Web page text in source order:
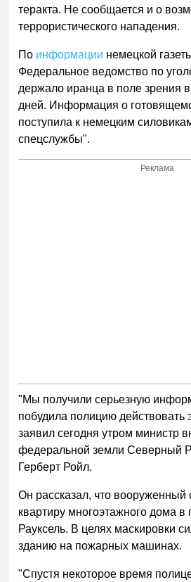
теракта. Не сообщается и о
террористического нападения.
По информации немецкой
Федеральное ведомство по
держало иранца в поле зрения в
дней. Информация о
поступила к немецким
спецслужбы".
Реклама
"Мы получили серьезную
побудила полицию
заявил сегодня утром министр
федеральной земли Северный
Герберт Ройл.
Он рассказал, что вооруженный
квартиру многоэтажного дома в
Рауксель. В целях маскировки
зданию на пожарных машинах.
"Спустя некоторое время